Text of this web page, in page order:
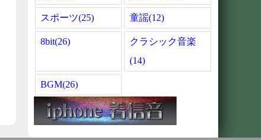
スポーツ(25) 童謡(12)
8bit(26)
クラシック音楽
(14)
BGM(26)